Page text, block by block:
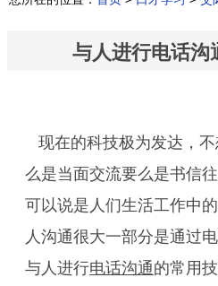
与人进行电话沟
现在的科技极为发达，
么是当面交流要么是书信
可以说是人们生活工作中
人沟通很大一部分是通过
与人进行电话沟通的常用